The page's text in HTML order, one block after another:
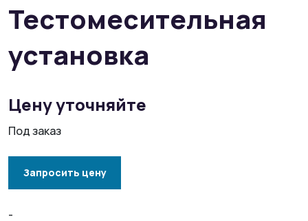
Тестомесительная
установка
Цену уточняйте
Под заказ
Запросить цену